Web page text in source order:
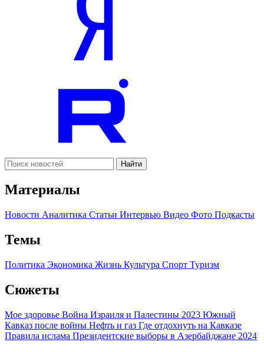
Найти
Материалы
Новости Аналитика Статьи Интервью Видео Фото Подкасты
Темы
Политика Экономика Жизнь Культура Спорт Туризм
Сюжеты
Мое здоровье Война Израиля и Палестины 2023 Южный
Кавказ после войны Нефть и газ Где отдохнуть на Кавказе
Правила ислама Президентские выборы в Азербайджане 2024